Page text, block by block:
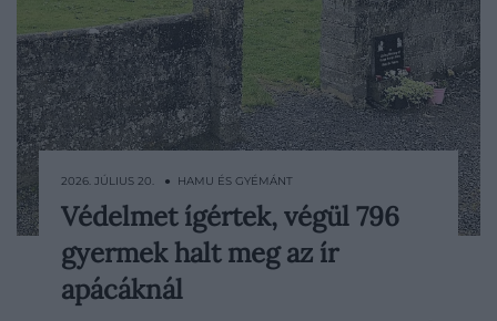
Írország egyik legsötétebb intézményi
botrányára egy helytörténész kitartó
kutatása derített fényt. Catherine Corless
796 olyan gyermek halotti bizonyítványát
2026. JÚLIUS 20. ● HAMU ÉS GYÉMÁNT
Védelmet ígértek, végül 796
gyermek halt meg az ír
apácáknál